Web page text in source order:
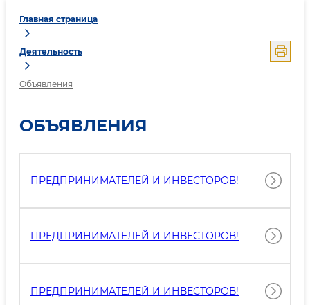
Главная страница
Деятельность
Объявления
ОБЪЯВЛЕНИЯ
ПРЕДПРИНИМАТЕЛЕЙ И ИНВЕСТОРОВ!
ПРЕДПРИНИМАТЕЛЕЙ И ИНВЕСТОРОВ!
ПРЕДПРИНИМАТЕЛЕЙ И ИНВЕСТОРОВ!